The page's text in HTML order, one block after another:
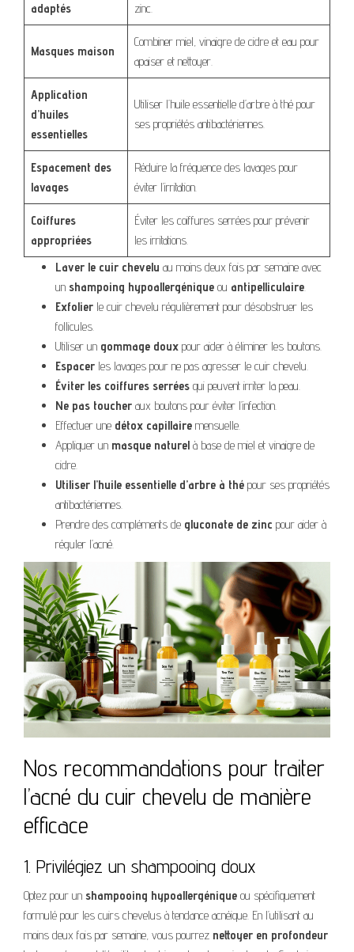
adaptés
zinc.
Masques maison
Combiner miel, vinaigre de cidre et eau pour
apaiser et nettoyer.
Application
d’huiles
essentielles
Utiliser l’huile essentielle d’arbre à thé pour
ses propriétés antibactériennes.
Espacement des
lavages
Réduire la fréquence des lavages pour
éviter l’irritation.
Coiffures
appropriées
Éviter les coiffures serrées pour prévenir
les irritations.
Laver le cuir chevelu au moins deux fois par semaine avec
un shampoing hypoallergénique ou antipelliculaire.
Exfolier le cuir chevelu régulièrement pour désobstruer les
follicules.
Utiliser un gommage doux pour aider à éliminer les boutons.
Espacer les lavages pour ne pas agresser le cuir chevelu.
Éviter les coiffures serrées qui peuvent irriter la peau.
Ne pas toucher aux boutons pour éviter l’infection.
Effectuer une détox capillaire mensuelle.
Appliquer un masque naturel à base de miel et vinaigre de
cidre.
Utiliser l’huile essentielle d’arbre à thé pour ses propriétés
antibactériennes.
Prendre des compléments de gluconate de zinc pour aider à
réguler l’acné.
Nos recommandations pour traiter
l’acné du cuir chevelu de manière
efficace
1. Privilégiez un shampooing doux
Optez pour un shampooing hypoallergénique ou spécifiquement
formulé pour les cuirs chevelus à tendance acnéique. En l’utilisant au
moins deux fois par semaine, vous pourrez nettoyer en profondeur